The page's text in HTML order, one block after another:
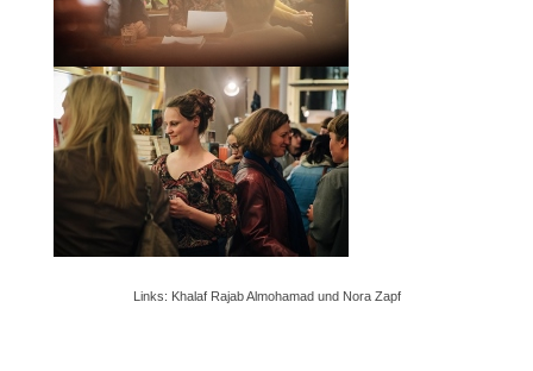
Links: Khalaf Rajab Almohamad und Nora Zapf